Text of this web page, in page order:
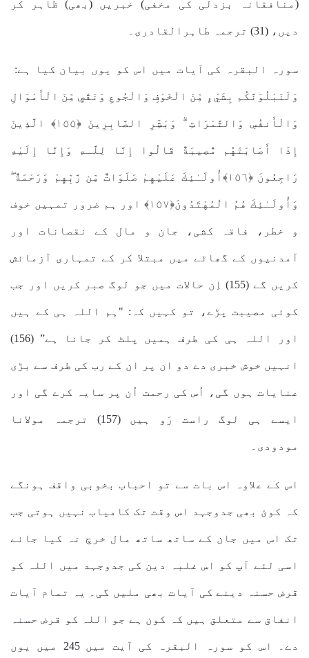
(منافقانہ بزدلی کی مخفی) خبریں (بھی) ظاہر کر
دیں، (31) ترجمہ طاہرالقادری۔
سورہ البقرہ کی آیات میں اس کو یوں بیان کیا ہے:
وَلَنَبْلُوَنَّكُم بِشَيْءٍ مِّنَ الْخَوْفِ وَالْجُوعِ وَنَقْصٍ مِّنَ الْأَمْوَالِ
وَالْأَنفُسِ وَالثَّمَرَاتِ ۗ وَبَشِّرِ الصَّابِرِينَ ﴿١٥٥﴾ الَّذِينَ
إِذَا أَصَابَتْهُم مُّصِيبَةٌ قَالُوا إِنَّا لِلَّـهِ وَإِنَّا إِلَيْهِ
رَاجِعُونَ ﴿١٥٦﴾أُولَـٰئِكَ عَلَيْهِمْ صَلَوَاتٌ مِّن رَّبِّهِمْ وَرَحْمَةٌ ۖ
وَأُولَـٰئِكَ هُمُ الْمُهْتَدُونَ﴿١٥٧﴾ اور ہم ضرور تمہیں خوف
و خطر، فاقہ کشی، جان و مال کے نقصانات اور
آمدنیوں کے گھاٹے میں مبتلا کر کے تمہاری آزمائش
کریں گے (155) اِن حالات میں جو لوگ صبر کریں اور جب
کوئی مصیبت پڑے، تو کہیں کہ: "ہم اللہ ہی کے ہیں
اور اللہ ہی کی طرف ہمیں پلٹ کر جانا ہے” (156)
انہیں خوش خبری دے دو ان پر ان کے رب کی طرف سے بڑی
عنایات ہوں گی، اُس کی رحمت اُن پر سایہ کرے گی اور
ایسے ہی لوگ راست رَو ہیں (157) ترجمہ مولانا
مودودی۔
اس کے علاوہ اس بات سے تو احباب بخوبی واقف ہونگے
کہ کوئ بھی جدوجہد اس وقت تک کامیاب نہیں ہوتی جب
تک اس میں جان کے ساتھ ساتھ مال خرچ نہ کیا جائے
اسی لئے آپ کو اس غلبہ دین کی جدوجہد میں اللہ کو
قرض حسنہ دینے کی آیات بھی ملیں گی۔ یہ تمام آیات
انفاق سے متعلق ہیں کہ کون ہے جو اللہ کو قرض حسنہ
دے۔ اس کو سورہ البقرہ کی آیت میں 245 میں یوں